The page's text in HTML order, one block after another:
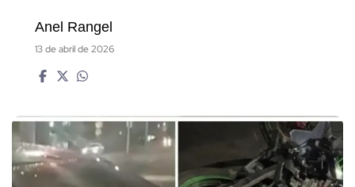
Anel Rangel
13 de abril de 2026